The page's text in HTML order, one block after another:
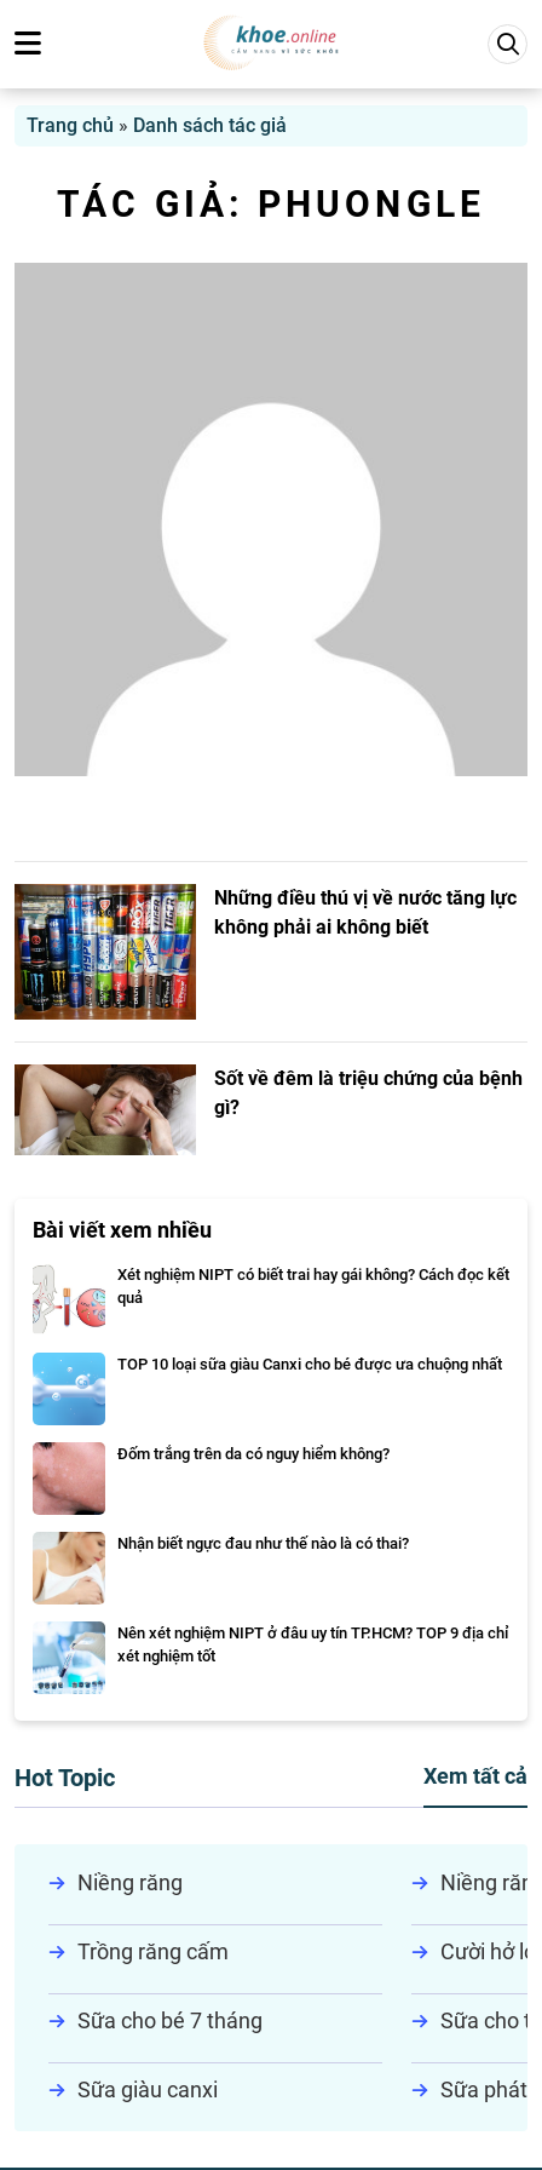
Trang chủ » Danh sách tác giả
TÁC GIẢ: PHUONGLE
Những điều thú vị về nước tăng lực
không phải ai không biết
Sốt về đêm là triệu chứng của bệnh
gì?
Bài viết xem nhiều
Xét nghiệm NIPT có biết trai hay gái không? Cách đọc kết
quả
TOP 10 loại sữa giàu Canxi cho bé được ưa chuộng nhất
Đốm trắng trên da có nguy hiểm không?
Nhận biết ngực đau như thế nào là có thai?
Nên xét nghiệm NIPT ở đâu uy tín TP.HCM? TOP 9 địa chỉ
xét nghiệm tốt
Hot Topic Xem tất cả
Niềng răng Niềng
Trồng răng cấm Cười hở lợi
Sữa cho bé 7 tháng Sữa cho
Sữa giàu canxi Sữa phát